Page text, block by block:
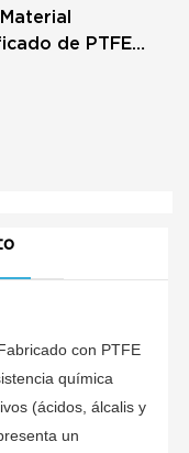
de PTFE
con PTFE
química
(ácidos, álcalis y
un